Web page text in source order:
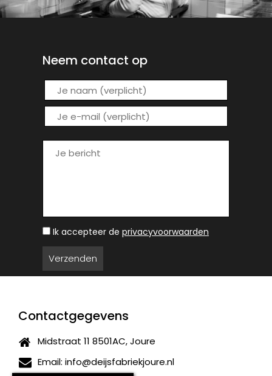
Neem contact op
Ik accepteer de privacyvoorwaarden
Contactgegevens
Midstraat 11 8501AC, Joure
Email: info@deijsfabriekjoure.nl